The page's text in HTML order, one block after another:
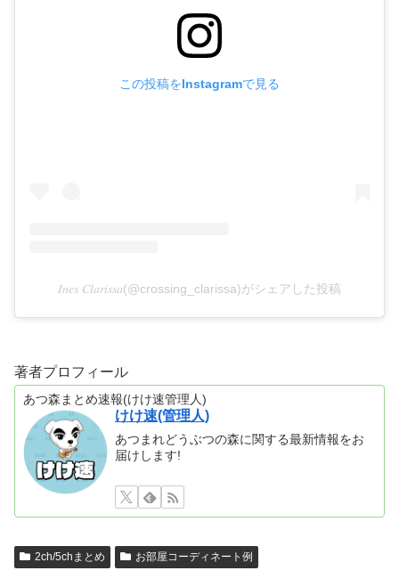
この投稿をInstagramで見る
𝐼𝑛𝑒𝑠 𝐶𝑙𝑎𝑟𝑖𝑠𝑠𝑎(@crossing_clarissa)がシェアした投稿
著者プロフィール
あつ森まとめ速報(けけ速管理人)
けけ速(管理人)
あつまれどうぶつの森に関する最新情報をお
届けします!
2ch/5chまとめ お部屋コーディネート例